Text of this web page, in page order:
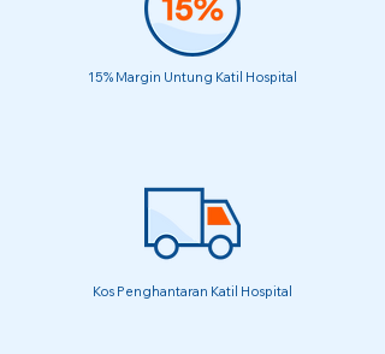
15% Margin Untung Katil Hospital
Kos Penghantaran Katil Hospital